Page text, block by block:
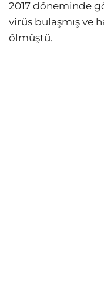
2017 döneminde
virüs bulaşmış ve
ölmüştü.